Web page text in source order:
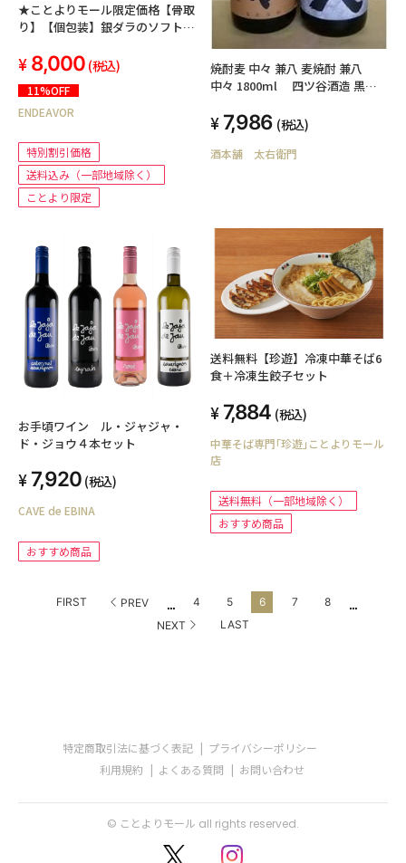
★ことよりモール限定価格【骨取
り】【個包装】銀ダラのソフト干
8,000 (税込)
11%OFF
ENDEAVOR
特別割引価格
送料込み（一部地域除く）
ことより限定
焼酎麦 中々 兼八 麦焼酎 兼八
中々 1800ml 四ツ谷酒造 黒木
7,986 (税込)
酒本舗 太右衛門
お手頃ワイン ル・ジャジャ・
ド・ジョウ４本セット
7,920 (税込)
CAVE de EBINA
おすすめ商品
送料無料【珍遊】冷凍中華そば6
食＋冷凍生餃子セット
7,884 (税込)
中華そば専門｢珍遊｣ことよりモール
店
送料無料（一部地域除く）
おすすめ商品
FIRST PREV ... 4 5 6 7 8 ...
NEXT LAST
特定商取引法に基づく表記
プライバシーポリシー
利用規約
よくある質問 お問い合わせ
© ことよりモール all rights reserved.